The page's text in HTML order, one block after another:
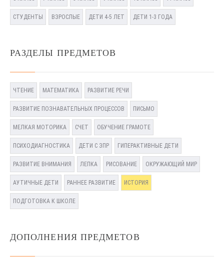
СТУДЕНТЫ ВЗРОСЛЫЕ ДЕТИ 4-5 ЛЕТ ДЕТИ 1-3 ГОДА
РАЗДЕЛЫ ПРЕДМЕТОВ
ЧТЕНИЕ МАТЕМАТИКА РАЗВИТИЕ РЕЧИ
РАЗВИТИЕ ПОЗНАВАТЕЛЬНЫХ ПРОЦЕССОВ ПИСЬМО
МЕЛКАЯ МОТОРИКА СЧЕТ ОБУЧЕНИЕ ГРАМОТЕ
ПСИХОДИАГНОСТИКА ДЕТИ С ЗПР ГИПЕРАКТИВНЫЕ ДЕТИ
РАЗВИТИЕ ВНИМАНИЯ ЛЕПКА РИСОВАНИЕ ОКРУЖАЮЩИЙ МИР
АУТИЧНЫЕ ДЕТИ РАННЕЕ РАЗВИТИЕ ИСТОРИЯ
ПОДГОТОВКА К ШКОЛЕ
ДОПОЛНЕНИЯ ПРЕДМЕТОВ